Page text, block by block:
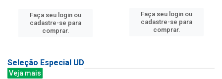
Faça seu login ou
cadastre-se para
comprar.
Faça seu login ou
cadastre-se para
comprar.
Seleção Especial UD
Veja mais